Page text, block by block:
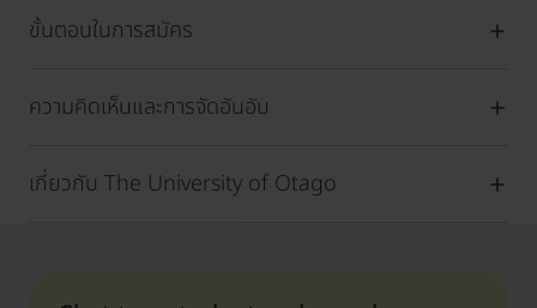
ขั้นตอนในการสมัคร
ความคิดเห็นและการจัดอันอับ
เกี่ยวกับ The University of Otago